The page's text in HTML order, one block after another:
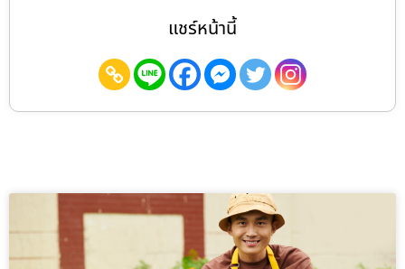
แชร์หน้านี้